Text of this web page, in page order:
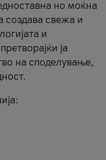
но моќна
создава свежа и
и
ја
на споделување,